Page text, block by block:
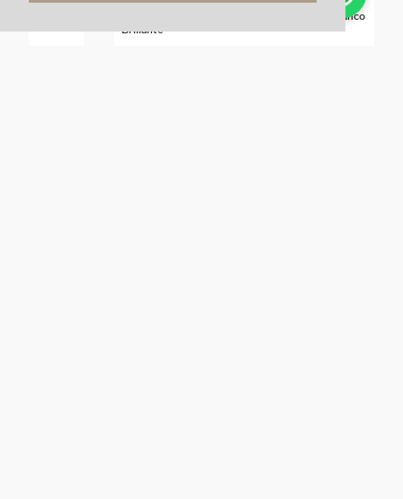
Ducha Teléfono Redo Croma Select s Mult Blanco
Brillante